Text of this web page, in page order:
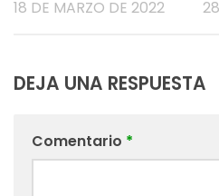
18 DE MARZO DE 2022
DEJA UNA RESPUESTA
Comentario *